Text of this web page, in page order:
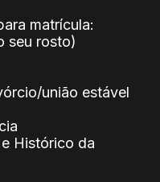
matrícula:
seu rosto)
união estável
Histórico da